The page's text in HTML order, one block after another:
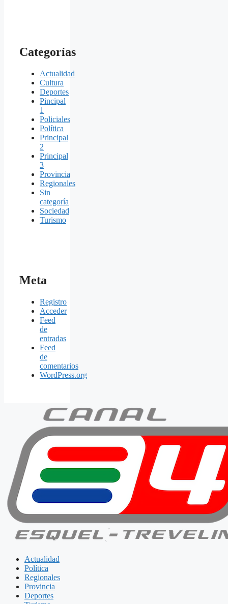
Categorías
Actualidad
Cultura
Deportes
Pincipal
1
Policiales
Política
Principal
2
Principal
3
Provincia
Regionales
Sin
categoría
Sociedad
Turismo
Meta
Registro
Acceder
Feed
de
entradas
Feed
de
comentarios
WordPress.org
Actualidad
Política
Regionales
Provincia
Deportes